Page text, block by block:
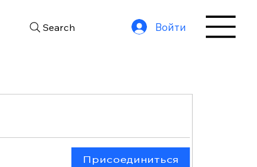
Search Войти
Присоединиться